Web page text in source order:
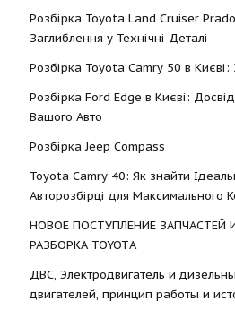
Розбірка Toyota Land Cruiser
Заглиблення у Технічні Деталі
Розбірка Toyota Camry 50 в
Розбірка Ford Edge в Києві:
Вашого Авто
Розбірка Jeep Compass
Toyota Camry 40: Як знайти
Авторозбірці для Максимального
НОВОЕ ПОСТУПЛЕНИЕ ЗАПЧАСТЕЙ
РАЗБОРКА TOYOTА
ДВС, Электродвигатель и
двигателей, принцип работы и